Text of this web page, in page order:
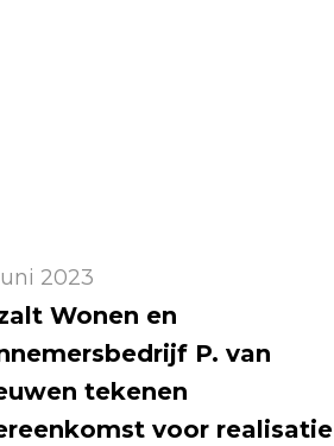
2023
Wonen en
P. van
tekenen
voor realisatie